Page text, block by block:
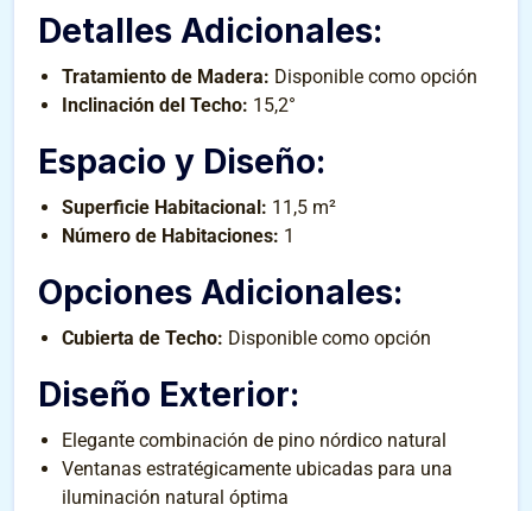
Detalles Adicionales:
Tratamiento de Madera: Disponible como opción
Inclinación del Techo: 15,2°
Espacio y Diseño:
Superficie Habitacional: 11,5 m²
Número de Habitaciones: 1
Opciones Adicionales:
Cubierta de Techo: Disponible como opción
Diseño Exterior:
Elegante combinación de pino nórdico natural
Ventanas estratégicamente ubicadas para una
iluminación natural óptima